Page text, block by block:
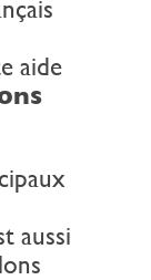
aide
aussi